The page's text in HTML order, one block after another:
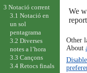
We
Other
About
3 Notació corrent
3.1 Notació en
un sol
pentagrama
3.2 Diverses
notes a l’hora
3.3 Cançons
3.4 Retocs finals